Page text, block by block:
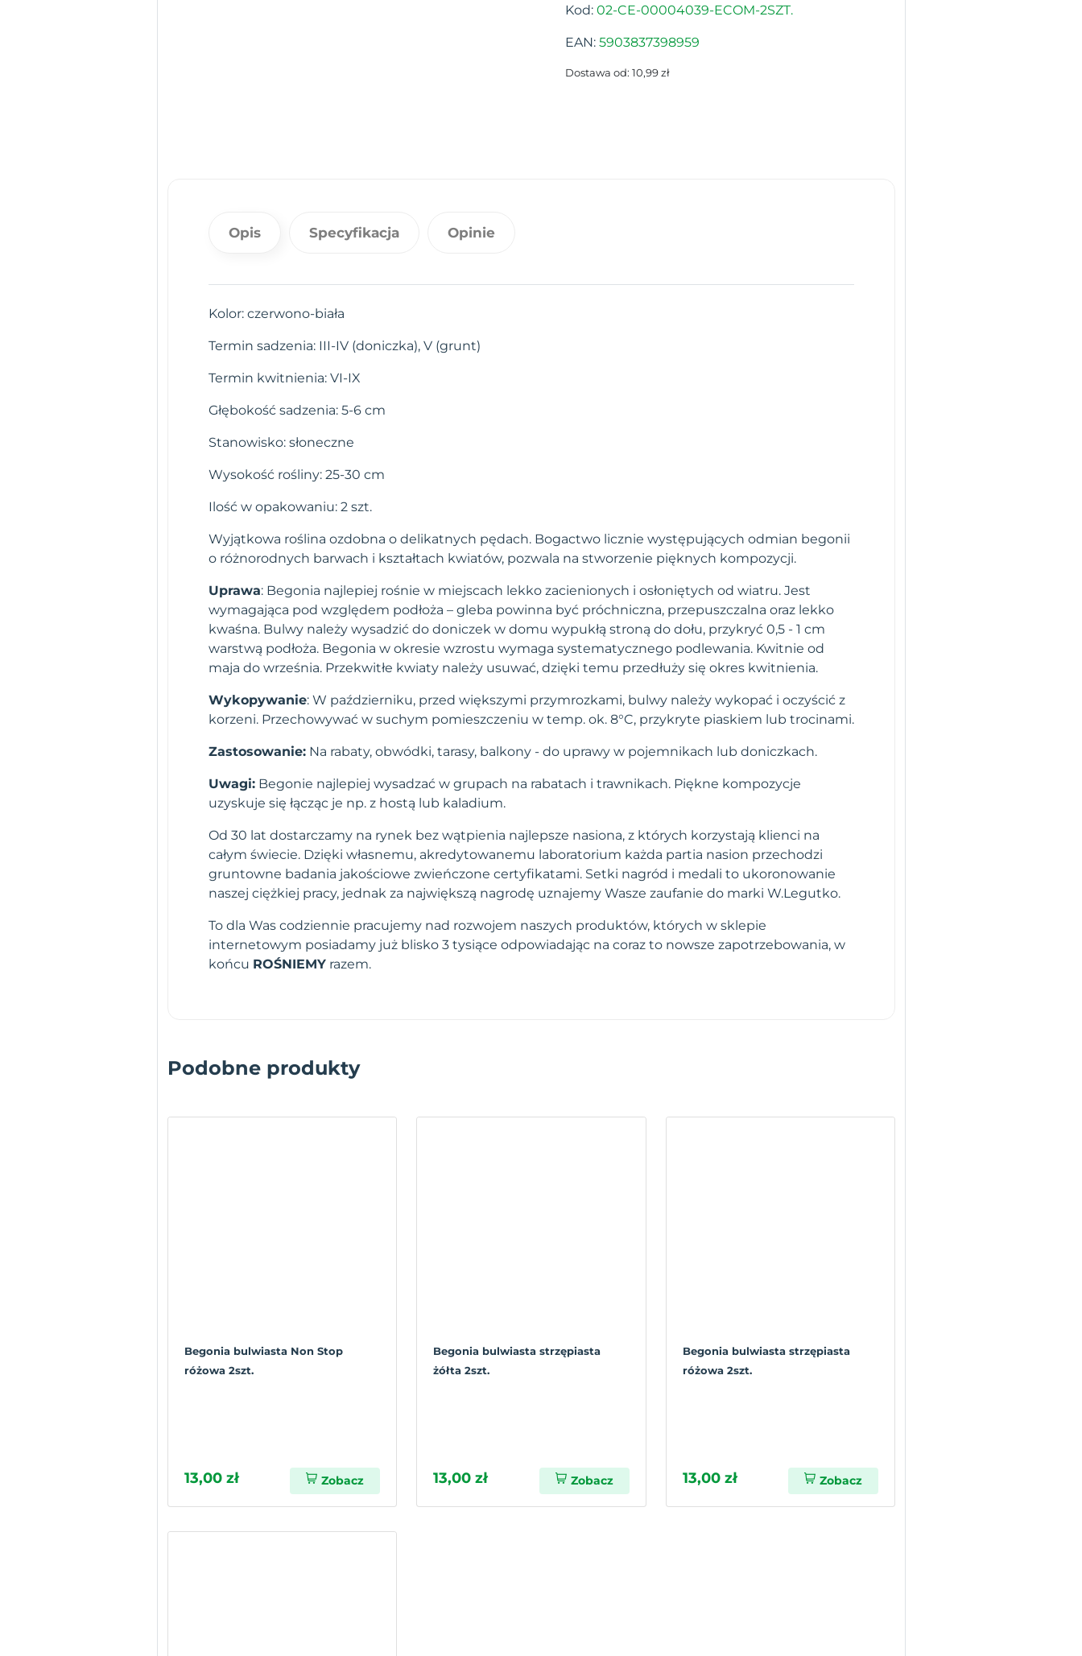
Kod: 02-CE-00004039-ECOM-2SZT.
EAN: 5903837398959
Dostawa od: 10,99 zł
Opis Specyfikacja Opinie
Kolor: czerwono-biała
Termin sadzenia: III-IV (doniczka), V (grunt)
Termin kwitnienia: VI-IX
Głębokość sadzenia: 5-6 cm
Stanowisko: słoneczne
Wysokość rośliny: 25-30 cm
Ilość w opakowaniu: 2 szt.
Wyjątkowa roślina ozdobna o delikatnych pędach. Bogactwo licznie występujących odmian begonii
o różnorodnych barwach i kształtach kwiatów, pozwala na stworzenie pięknych kompozycji.
Uprawa: Begonia najlepiej rośnie w miejscach lekko zacienionych i osłoniętych od wiatru. Jest
wymagająca pod względem podłoża – gleba powinna być próchniczna, przepuszczalna oraz lekko
kwaśna. Bulwy należy wysadzić do doniczek w domu wypukłą stroną do dołu, przykryć 0,5 - 1 cm
warstwą podłoża. Begonia w okresie wzrostu wymaga systematycznego podlewania. Kwitnie od
maja do września. Przekwitłe kwiaty należy usuwać, dzięki temu przedłuży się okres kwitnienia.
Wykopywanie: W październiku, przed większymi przymrozkami, bulwy należy wykopać i oczyścić z
korzeni. Przechowywać w suchym pomieszczeniu w temp. ok. 8°C, przykryte piaskiem lub trocinami.
Zastosowanie: Na rabaty, obwódki, tarasy, balkony - do uprawy w pojemnikach lub doniczkach.
Uwagi: Begonie najlepiej wysadzać w grupach na rabatach i trawnikach. Piękne kompozycje
uzyskuje się łącząc je np. z hostą lub kaladium.
Od 30 lat dostarczamy na rynek bez wątpienia najlepsze nasiona, z których korzystają klienci na
całym świecie. Dzięki własnemu, akredytowanemu laboratorium każda partia nasion przechodzi
gruntowne badania jakościowe zwieńczone certyfikatami. Setki nagród i medali to ukoronowanie
naszej ciężkiej pracy, jednak za największą nagrodę uznajemy Wasze zaufanie do marki W.Legutko.
To dla Was codziennie pracujemy nad rozwojem naszych produktów, których w sklepie
internetowym posiadamy już blisko 3 tysiące odpowiadając na coraz to nowsze zapotrzebowania, w
końcu ROŚNIEMY razem.
Podobne produkty
Begonia bulwiasta Non Stop
różowa 2szt.
13,00 zł Zobacz
Begonia bulwiasta strzępiasta
żółta 2szt.
13,00 zł Zobacz
Begonia bulwiasta strzępiasta
różowa 2szt.
13,00 zł Zobacz